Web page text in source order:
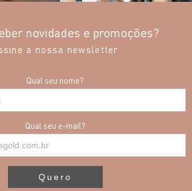
novidades e promoções?
a nossa newsletter
Qual seu nome?
Qual seu e-mail?
Quero